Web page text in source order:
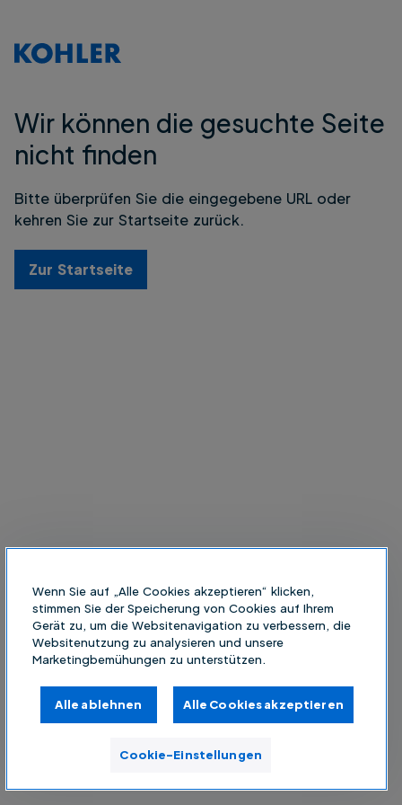
Wir können die gesuchte Seite
nicht finden
Bitte überprüfen Sie die eingegebene URL oder
kehren Sie zur Startseite zurück.
Zur Startseite
Wenn Sie auf „Alle Cookies akzeptieren“ klicken,
stimmen Sie der Speicherung von Cookies auf Ihrem
Gerät zu, um die Websitenavigation zu verbessern, die
Websitenutzung zu analysieren und unsere
Marketingbemühungen zu unterstützen.
Alle ablehnen Alle Cookies akzeptieren
Cookie-Einstellungen